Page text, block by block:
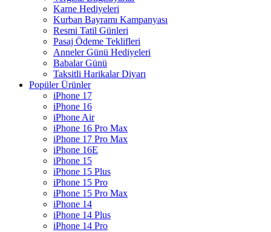
Karne Hediyeleri
Kurban Bayramı Kampanyası
Resmi Tatil Günleri
Pasaj Ödeme Teklifleri
Anneler Günü Hediyeleri
Babalar Günü
Taksitli Harikalar Diyarı
Popüler Ürünler
iPhone 17
iPhone 16
iPhone Air
iPhone 16 Pro Max
iPhone 17 Pro Max
iPhone 16E
iPhone 15
iPhone 15 Plus
iPhone 15 Pro
iPhone 15 Pro Max
iPhone 14
iPhone 14 Plus
iPhone 14 Pro